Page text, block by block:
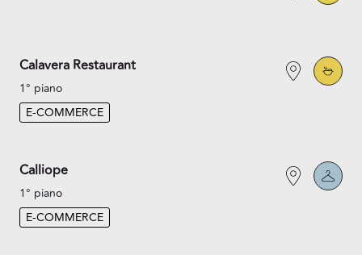
Calavera Restaurant
1° piano
E-COMMERCE
Calliope
1° piano
E-COMMERCE